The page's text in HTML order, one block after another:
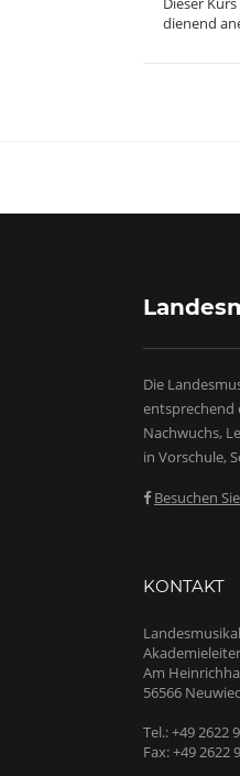
dienend
Die
entsprechend
Nachwuchs,
in Vorschule,
Besuchen
KONTAKT
Am
56566
Tel.: +49 2622
Fax: +49 2622